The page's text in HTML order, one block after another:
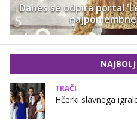
Danes se odpira portal
TRAČI
Hčerki slavnega